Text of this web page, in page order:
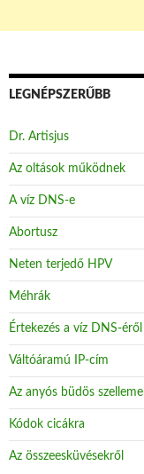
LEGNÉPSZERŰBB
Dr. Artisjus
Az oltások működnek
A víz DNS-e
Abortusz
Neten terjedő HPV
Méhrák
Értekezés a víz DNS-éről
Váltóáramú IP-cím
Az anyós büdös szelleme
Kódok cicákra
Az összeesküvésekről